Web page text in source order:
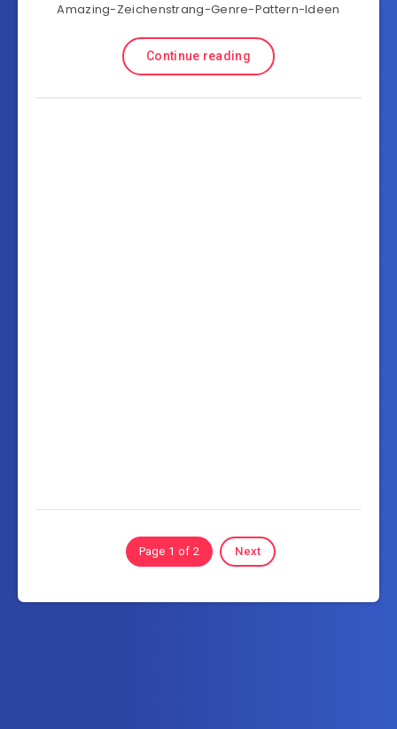
Amazing-Zeichenstrang-Genre-Pattern-Ideen
Continue reading
Page 1 of 2 Next